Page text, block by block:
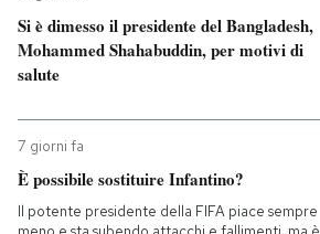
Si è dimesso il presidente del Bangladesh,
Mohammed Shahabuddin, per motivi di
salute
7 giorni fa
È possibile sostituire Infantino?
Il potente presidente della FIFA piace sempre